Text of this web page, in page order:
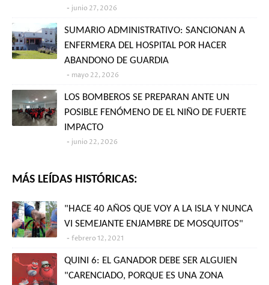
junio 27, 2026
SUMARIO ADMINISTRATIVO: SANCIONAN A
ENFERMERA DEL HOSPITAL POR HACER
ABANDONO DE GUARDIA
mayo 22, 2026
LOS BOMBEROS SE PREPARAN ANTE UN
POSIBLE FENÓMENO DE EL NIÑO DE FUERTE
IMPACTO
junio 22, 2026
MÁS LEÍDAS HISTÓRICAS:
"HACE 40 AÑOS QUE VOY A LA ISLA Y NUNCA
VI SEMEJANTE ENJAMBRE DE MOSQUITOS"
febrero 12, 2021
QUINI 6: EL GANADOR DEBE SER ALGUIEN
"CARENCIADO, PORQUE ES UNA ZONA